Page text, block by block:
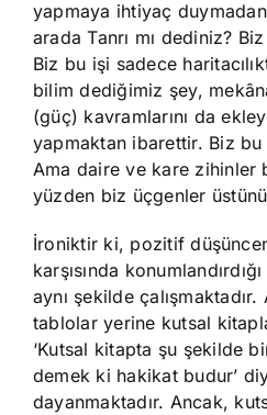
yapmaya ihtiyaç
arada Tanrı mı dediniz?
Biz bu işi sadece
bilim dediğimiz şey,
(güç) kavramlarını da
yapmaktan ibarettir. Biz
Ama daire ve kare zihinler
yüzden biz üçgenler
İroniktir ki, pozitif
karşısında konumlandırdığı
aynı şekilde
tablolar yerine kutsal
‘Kutsal kitapta şu şekilde
demek ki hakikat budur’
dayanmaktadır. Ancak,